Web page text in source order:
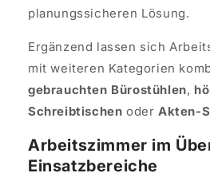
planungssicheren Lösung.
Ergänzend lassen sich
mit weiteren Kategorien
gebrauchten Bürostühlen,
Schreibtischen oderAkten-
Arbeitszimmer im
Einsatzbereiche